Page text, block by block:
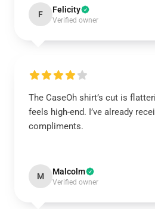
F Felicity
Verified owner
The CaseOh shirt’s cut is
feels high-end. I’ve already
compliments.
M Malcolm
Verified owner